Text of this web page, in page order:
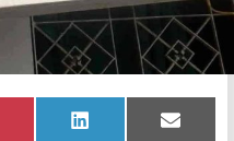
Share
LinkedIn Share
Email